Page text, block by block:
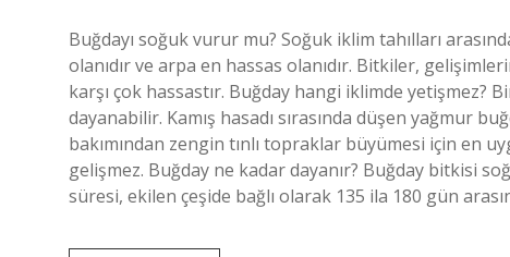
Buğdayı soğuk vurur mu? Soğuk iklim tahılları
olanıdır ve arpa en hassas olanıdır. Bitkiler,
karşı çok hassastır. Buğday hangi iklimde yetişmez?
dayanabilir. Kamış hasadı sırasında düşen yağmur
bakımından zengin tınlı topraklar büyümesi için en
gelişmez. Buğday ne kadar dayanır? Buğday bitkisi
süresi, ekilen çeşide bağlı olarak 135 ila 180 gün